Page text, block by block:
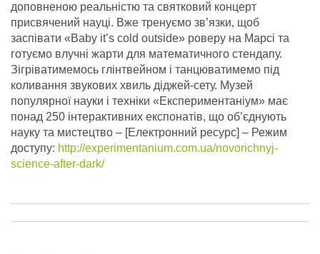
доповненою реальністю та святковий концерт
присвячений науці. Вже тренуємо зв’язки, щоб
заспівати «Baby it’s cold outside» роверу на Марсі та
готуємо влучні жарти для математичного стендапу.
Зігріватимемось глінтвейном і танцюватимемо під
коливання звукових хвиль діджей-сету. Музей
популярної науки і техніки «Експериментаніум» має
понад 250 інтерактивних експонатів, що об’єднують
науку та мистецтво – [Електронний ресурс] – Режим
доступу: http://experimentanium.com.ua/novorichnyj-
science-after-dark/